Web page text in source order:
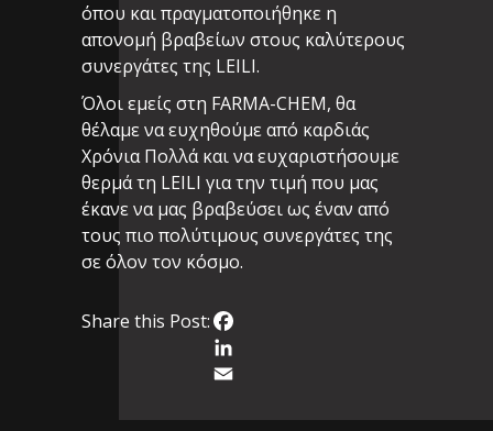
όπου και πραγματοποιήθηκε η
απονομή βραβείων στους καλύτερους
συνεργάτες της LEILI.
Όλοι εμείς στη FARMA-CHEM, θα
θέλαμε να ευχηθούμε από καρδιάς
Χρόνια Πολλά και να ευχαριστήσουμε
θερμά τη LEILI για την τιμή που μας
έκανε να μας βραβεύσει ως έναν από
τους πιο πολύτιμους συνεργάτες της
σε όλον τον κόσμο.
Share this Post:
Facebook
LinkedIn